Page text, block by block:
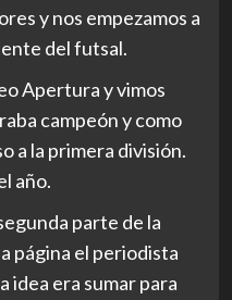
y nos empezamos a
del futsal.
Apertura y vimos
campeón y como
a la primera división.
año.
parte de la
página el periodista
idea era sumar para